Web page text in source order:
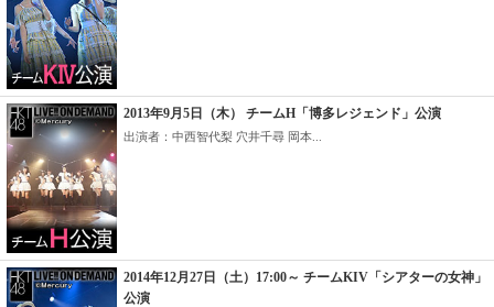
2013年9月5日（木） チームH「博多レジェンド」公演
出演者：中西智代梨 穴井千尋 岡本...
2014年12月27日（土）17:00～ チームKIV「シアターの女神」
公演